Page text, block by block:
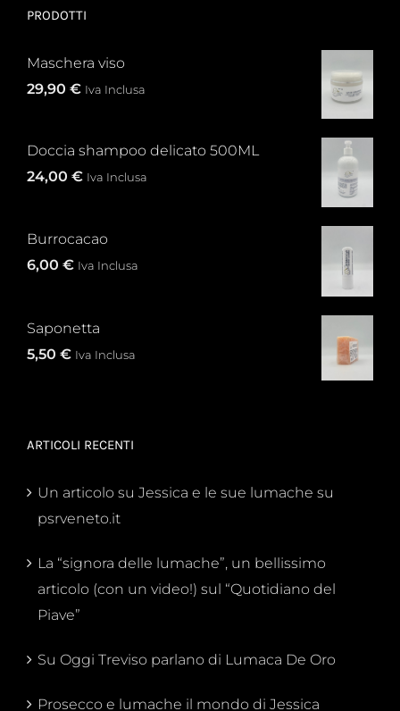
PRODOTTI
Maschera viso
29,90 € Iva Inclusa
Doccia shampoo delicato 500ML
24,00 € Iva Inclusa
Burrocacao
6,00 € Iva Inclusa
Saponetta
5,50 € Iva Inclusa
ARTICOLI RECENTI
Un articolo su Jessica e le sue lumache su
psrveneto.it
La “signora delle lumache”, un bellissimo
articolo (con un video!) sul “Quotidiano del
Piave”
Su Oggi Treviso parlano di Lumaca De Oro
Prosecco e lumache il mondo di Jessica